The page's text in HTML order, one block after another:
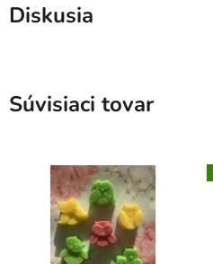
Diskusia
Súvisiaci tovar